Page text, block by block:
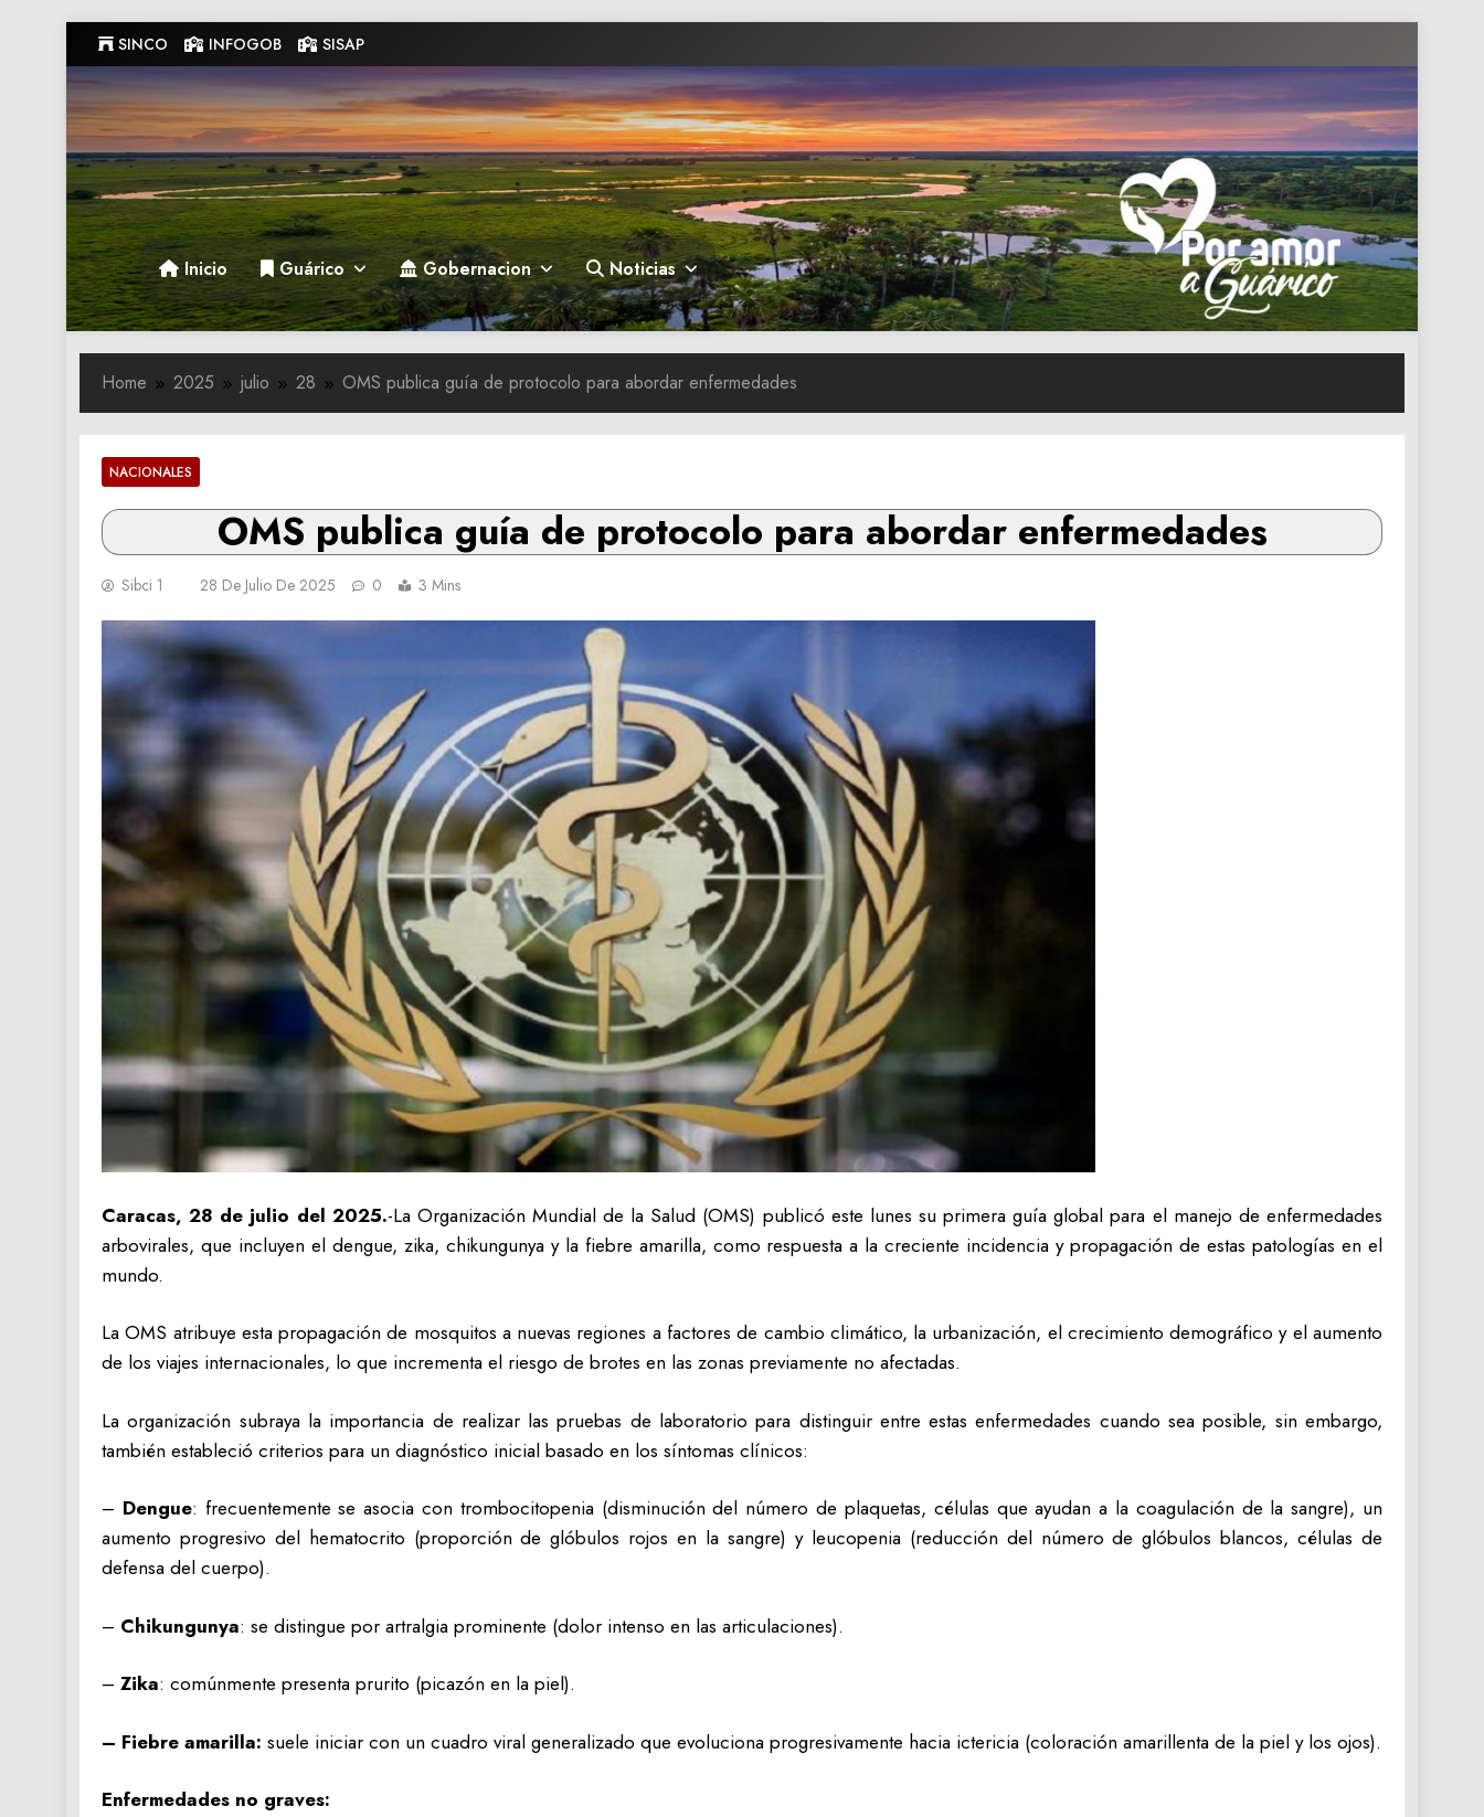
to
content
SINCO INFOGOB SISAP
Gobernacion de Guarico
Gobernacion de Guarico
Inicio Guárico Gobernacion Noticias
Home 2025 julio 28 OMS publica guía de protocolo para abordar enfermedades
NACIONALES
OMS publica guía de protocolo para abordar enfermedades
Sibci 1 28 De Julio De 2025 0 3 Mins
Caracas, 28 de julio del 2025.-La Organización Mundial de la Salud (OMS) publicó este lunes su primera guía global para el manejo de enfermedades
arbovirales, que incluyen el dengue, zika, chikungunya y la fiebre amarilla, como respuesta a la creciente incidencia y propagación de estas patologías en el
mundo.
La OMS atribuye esta propagación de mosquitos a nuevas regiones a factores de cambio climático, la urbanización, el crecimiento demográfico y el aumento
de los viajes internacionales, lo que incrementa el riesgo de brotes en las zonas previamente no afectadas.
La organización subraya la importancia de realizar las pruebas de laboratorio para distinguir entre estas enfermedades cuando sea posible, sin embargo,
también estableció criterios para un diagnóstico inicial basado en los síntomas clínicos:
– Dengue: frecuentemente se asocia con trombocitopenia (disminución del número de plaquetas, células que ayudan a la coagulación de la sangre), un
aumento progresivo del hematocrito (proporción de glóbulos rojos en la sangre) y leucopenia (reducción del número de glóbulos blancos, células de
defensa del cuerpo).
– Chikungunya: se distingue por artralgia prominente (dolor intenso en las articulaciones).
– Zika: comúnmente presenta prurito (picazón en la piel).
– Fiebre amarilla: suele iniciar con un cuadro viral generalizado que evoluciona progresivamente hacia ictericia (coloración amarillenta de la piel y los ojos).
Enfermedades no graves: